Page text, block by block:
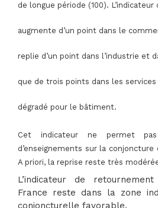
de longue période (100).
augmente d’un point dans le
replie d’un point dans l’industrie et
que de trois points dans les
dégradé pour le bâtiment.
Cet indicateur ne permet
d’enseignements sur la
A priori, la reprise reste très
L’indicateur de
France reste dans la zone
conjoncturelle favorable.